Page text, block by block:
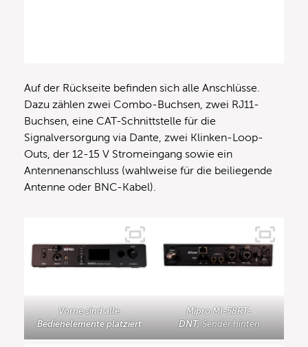
Auf der Rückseite befinden sich alle Anschlüsse.
Dazu zählen zwei Combo-Buchsen, zwei RJ11-
Buchsen, eine CAT-Schnittstelle für die
Signalversorgung via Dante, zwei Klinken-Loop-
Outs, der 12-15 V Stromeingang sowie ein
Antennenanschluss (wahlweise für die beiliegende
Antenne oder BNC-Kabel).
Vorne sind alle
Bedienelemente platziert
Mipro MI-58RT-
DNT, Sender hinten